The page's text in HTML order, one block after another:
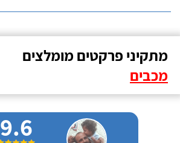
מתקיני פרקטים מומלצים
מכבים
9.6